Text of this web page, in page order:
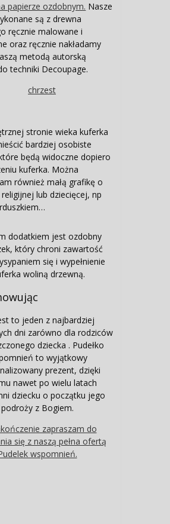
papierze ozdobnym. Nasze
są z drewna
ręcznie malowane i
oraz ręcznie nakładamy
metodą autorską
techniki Decoupage.
stronie wieka kuferka
bardziej osobiste
będą widoczne dopiero
kuferka. Można
również małą grafikę o
lub dziecięcej, np
dodatkiem jest ozdobny
który chroni zawartość
się i wypełnienie
woliną drzewną.
to jeden z najbardziej
dni zarówno dla rodziców
dziecka . Pudełko
to wyjątkowy
prezent, dzięki
nawet po wielu latach
dziecku o początku jego
podroży z Bogiem.
zapraszam do
się z naszą pełna ofertą
wspomnień.